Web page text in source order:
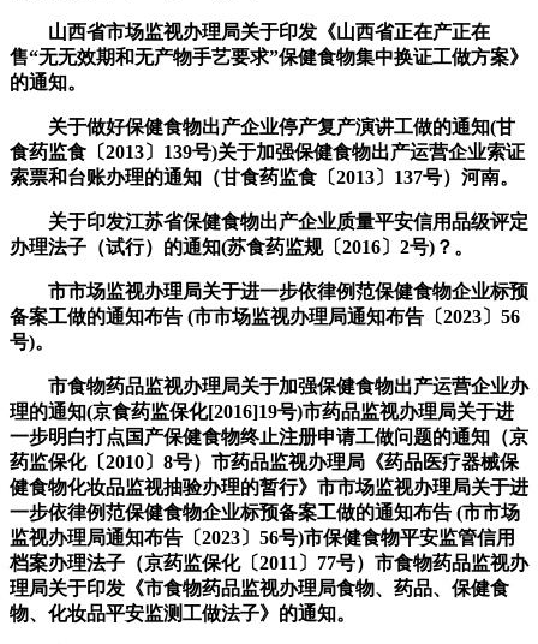
山西省市场监视办理局关于印发《山西省正在产正在
售“无无效期和无产物手艺要求”保健食物集中换证工做方案》
的通知。
关于做好保健食物出产企业停产复产演讲工做的通知(甘
食药监食〔2013〕139号)关于加强保健食物出产运营企业索证
索票和台账办理的通知（甘食药监食〔2013〕137号）河南。
关于印发江苏省保健食物出产企业质量平安信用品级评定
办理法子（试行）的通知(苏食药监规〔2016〕2号)？。
市市场监视办理局关于进一步依律例范保健食物企业标预
备案工做的通知布告 (市市场监视办理局通知布告〔2023〕56
号)。
市食物药品监视办理局关于加强保健食物出产运营企业办
理的通知(京食药监保化[2016]19号)市药品监视办理局关于进
一步明白打点国产保健食物终止注册申请工做问题的通知（京
药监保化〔2010〕8号）市药品监视办理局《药品医疗器械保
健食物化妆品监视抽验办理的暂行》市市场监视办理局关于进
一步依律例范保健食物企业标预备案工做的通知布告 (市市场
监视办理局通知布告〔2023〕56号)市保健食物平安监管信用
档案办理法子（京药监保化〔2011〕77号）市食物药品监视办
理局关于印发《市食物药品监视办理局食物、药品、保健食
物、化妆品平安监测工做法子》的通知。